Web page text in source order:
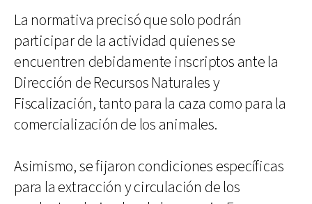
La normativa precisó que solo podrán
participar de la actividad quienes se
encuentren debidamente inscriptos ante la
Dirección de Recursos Naturales y
Fiscalización, tanto para la caza como para la
comercialización de los animales.
Asimismo, se fijaron condiciones específicas
para la extracción y circulación de los